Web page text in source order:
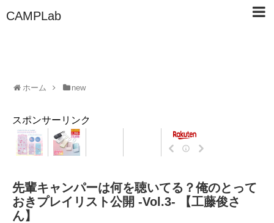
CAMPLab
ホーム new
スポンサーリンク
先輩キャンパーは何を聴いてる？俺のとって
おきプレイリスト公開 -Vol.3- 【工藤俊さ
ん】